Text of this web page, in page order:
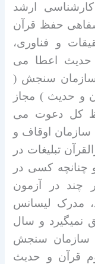
ارشد
حفظ قرآن
و فناوری،
حدیث اعطا می
سازمان سنجش (
و حدیث ) مجاز
کل دعوت می
اوقاف و
تبلیغات در
چنانچه کسی در
چند در آزمون
مدرک لیسانس
نمیگیرد و سال
سازمان سنجش
قرآن و حدیث